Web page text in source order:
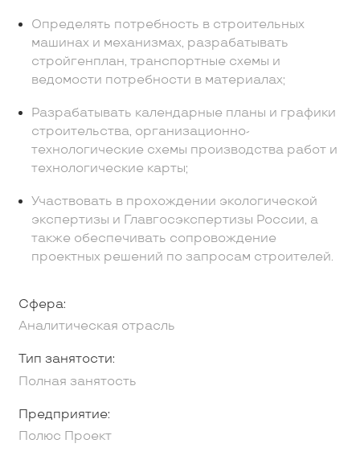
Определять потребность в строительных
машинах и механизмах, разрабатывать
стройгенплан, транспортные схемы и
ведомости потребности в материалах;
Разрабатывать календарные планы и графики
строительства, организационно-
технологические схемы производства работ и
технологические карты;
Участвовать в прохождении экологической
экспертизы и Главгосэкспертизы России, а
также обеспечивать сопровождение
проектных решений по запросам строителей.
Сфера:
Аналитическая отрасль
Тип занятости:
Полная занятость
Предприятие:
Полюс Проект